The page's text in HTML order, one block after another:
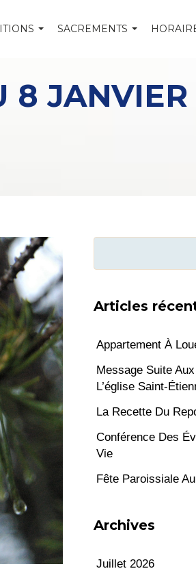
SACREMENTS
8 JANVIER
Articles
Appartement À
Message Suite
L’église Saint-
La Recette Du
Conférence Des
Vie
Fête Paroissiale
Archives
Juillet 2026